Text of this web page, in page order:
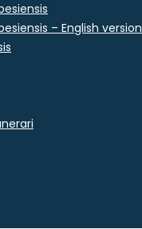
– English version